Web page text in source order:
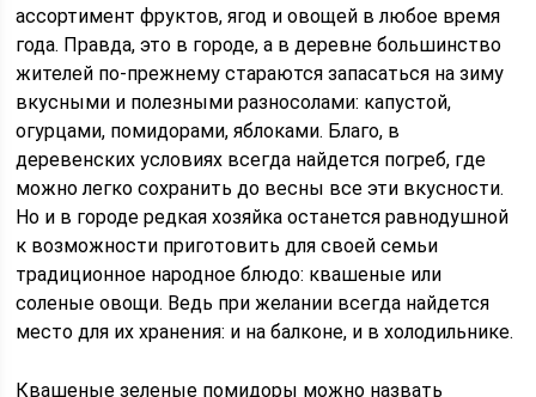
ассортимент фруктов, ягод и овощей в любое время
года. Правда, это в городе, а в деревне большинство
жителей по-прежнему стараются запасаться на зиму
вкусными и полезными разносолами: капустой,
огурцами, помидорами, яблоками. Благо, в
деревенских условиях всегда найдется погреб, где
можно легко сохранить до весны все эти вкусности.
Но и в городе редкая хозяйка останется равнодушной
к возможности приготовить для своей семьи
традиционное народное блюдо: квашеные или
соленые овощи. Ведь при желании всегда найдется
место для их хранения: и на балконе, и в холодильнике.
Квашеные зеленые помидоры можно назвать